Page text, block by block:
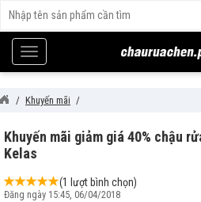
Khuyến mãi
Khuyến mãi giảm giá 40% chậu
Kelas
(1 lượt bình chọn)
Đăng ngày 15:45, 06/04/2018